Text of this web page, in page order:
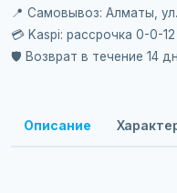
📍 Самовывоз: Алматы,
💳 Kaspi: рассрочка 0-0-
🛡️ Возврат в течение 14
Описание